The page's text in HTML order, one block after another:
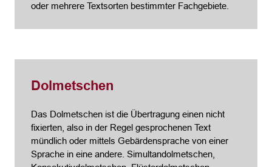
oder mehrere Textsorten bestimmter Fachgebiete.
Dolmetschen
Das Dolmetschen ist die Übertragung einen nicht
fixierten, also in der Regel gesprochenen Text
mündlich oder mittels Gebärdensprache von einer
Sprache in eine andere. Simultandolmetschen,